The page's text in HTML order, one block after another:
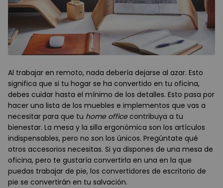
Al trabajar en remoto, nada debería dejarse al azar. Esto
significa que si tu hogar se ha convertido en tu oficina,
debes cuidar hasta el mínimo de los detalles. Esto pasa por
hacer una lista de los muebles e implementos que vas a
necesitar para que tu home officecontribuya a tu
bienestar. La mesa y la silla ergonómica son los artículos
indispensables, pero no son los únicos. Pregúntate qué
otros accesorios necesitas. Si ya dispones de una mesa de
oficina, pero te gustaría convertirla en una en la que
puedas trabajar de pie, los convertidores de escritorio de
pie se convertirán en tu salvación.